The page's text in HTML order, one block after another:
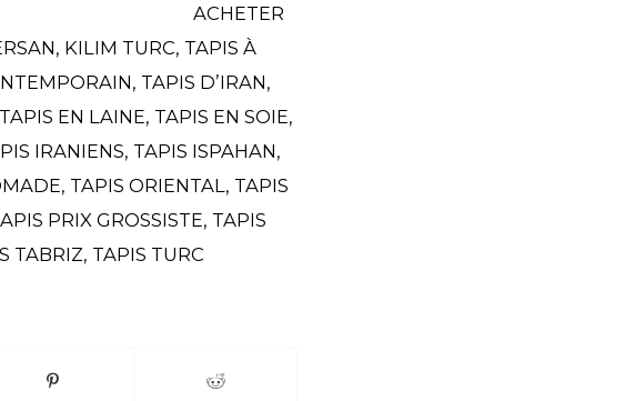
ACHETER
, KILIM TURC, TAPIS À
, TAPIS D’IRAN,
TAPIS EN LAINE, TAPIS EN SOIE,
IRANIENS, TAPIS ISPAHAN,
, TAPIS ORIENTAL , TAPIS
PRIX GROSSISTE, TAPIS
TABRIZ, TAPIS TURC